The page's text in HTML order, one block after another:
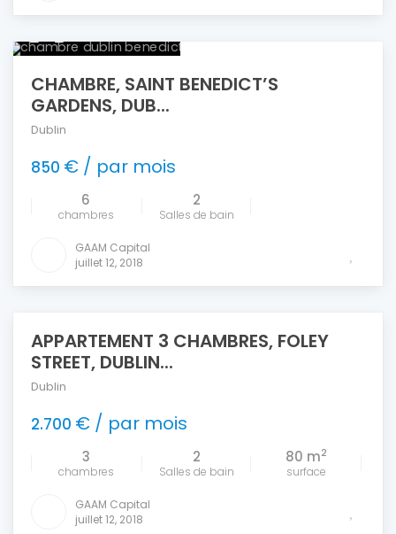
CHAMBRE, SAINT BENEDICT’S
GARDENS, DUB...
Dublin
850 € / par mois
6
chambres
2
Salles de bain
GAAM Capital
juillet 12, 2018
APPARTEMENT 3 CHAMBRES, FOLEY
STREET, DUBLIN...
Dublin
2.700 € / par mois
3
chambres
2
Salles de bain
80 m2
surface
GAAM Capital
juillet 12, 2018